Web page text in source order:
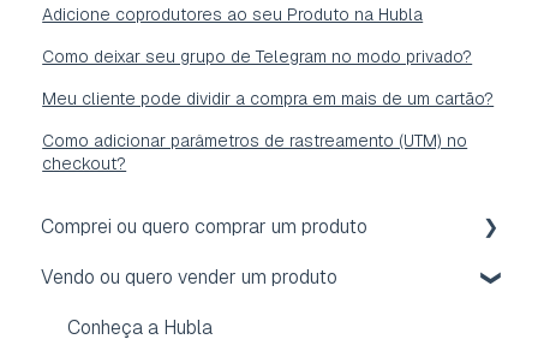
Adicione coprodutores ao seu Produto na Hubla
Como deixar seu grupo de Telegram no modo privado?
Meu cliente pode dividir a compra em mais de um cartão?
Como adicionar parâmetros de rastreamento (UTM) no
checkout?
Comprei ou quero comprar um produto
Acesso
Reembolso
Vendo ou quero vender um produto
Conheça a Hubla